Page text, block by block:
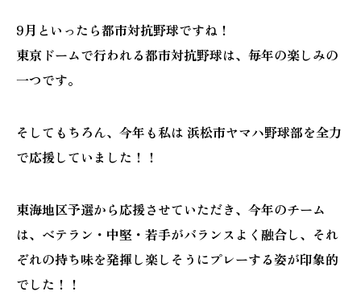
エスコネについて
CASE
GALLERY
施工ギャラリー
STAFF BLOG
スタッフブログ
COMPANY
9月といったら都市対抗野球ですね！
東京ドームで行われる都市対抗野球は、毎年の楽しみの
一つです。
そしてもちろん、今年も私は 浜松市ヤマハ野球部を全力
で応援していました！！
東海地区予選から応援させていただき、今年のチーム
は、ベテラン・中堅・若手がバランスよく融合し、それ
ぞれの持ち味を発揮し楽しそうにプレーする姿が印象的
でした！！